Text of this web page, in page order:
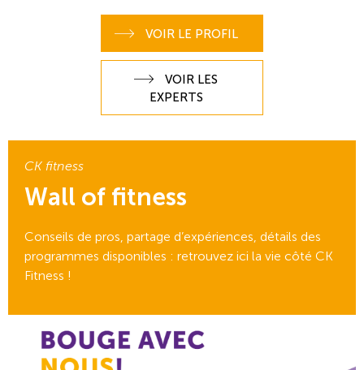
VOIR LE PROFIL
VOIR LES
EXPERTS
CK fitness
Wall of fitness
Conseils de pros, partage d’expériences, détails des
programmes disponibles : retrouvez ici la vie côté CK
Fitness !